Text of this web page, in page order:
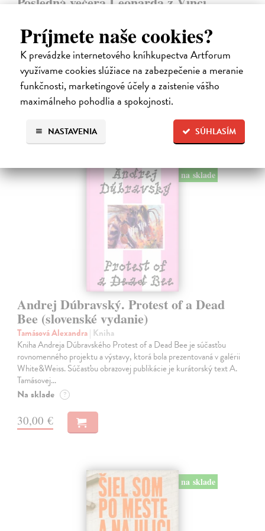
Príjmete naše cookies?
K prevádzke internetového kníhkupectva Artforum
využívame cookies slúžiace na zabezpečenie a meranie
funkčnosti, marketingové účely a zaistenie vášho
maximálneho pohodlia a spokojnosti.
SÚHLASÍM
NASTAVENIA
Stano Lajda je súčasný slovenský maliar, ktorý niekoľko rokov
systematicky pracoval na rekonštrukcii ikonickej Poslednej večere,
čo ho inšpirovalo k napísaniu tejto knihy. Odkrýva pred nami silné i
slabé…
Na sklade
31,92 €
na sklade
Andrej Dúbravský. Protest of a Dead
Bee (slovenské vydanie)
Tamásová Alexandra| Kniha
Kniha Andreja Dúbravského Protest of a Dead Bee je súčasťou
rovnomenného projektu a výstavy, ktorá bola prezentovaná v galérii
White&Weiss. Súčasťou obrazovej publikácie je kurátorský text A.
Tamásovej…
Na sklade ?
30,00 €
na sklade